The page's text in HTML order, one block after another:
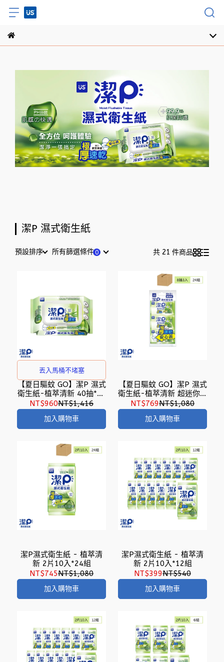
潔P 濕式衛生紙
預設排序 所有篩選條件 共 21 件商品
丟入馬桶不堵塞
【夏日驅蚊 GO】潔P 濕式
衛生紙-植萃清新 40抽*24
包
NT$960NT$1,416
加入購物車
【夏日驅蚊 GO】潔P 濕式
衛生紙-植萃清新 超迷你 8
抽3入*24組
NT$769NT$1,080
加入購物車
潔P濕式衛生紙 - 植萃清
新 2片10入*24組
NT$745NT$1,080
加入購物車
潔P濕式衛生紙 - 植萃清
新 2片10入*12組
NT$399NT$540
加入購物車